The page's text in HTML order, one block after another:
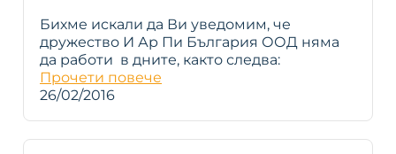
Бихме искали да Ви уведомим, че
дружество И Ар Пи България ООД няма
да работи в дните, както следва:
Прочети повече
26/02/2016